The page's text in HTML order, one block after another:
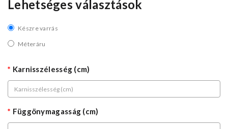
Lehetséges választások
Készre varrás
Méteráru
Karnisszélesség (cm)
Függönymagasság (cm)